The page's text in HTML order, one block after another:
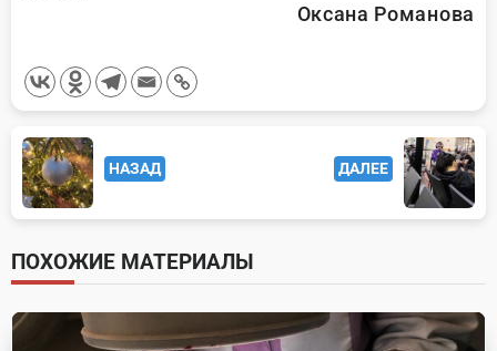
Оксана Романова
<span
class="nav-
subtitle
screen-
reader-
text">Page</span>
НАЗАД ДАЛЕЕ
ПОХОЖИЕ МАТЕРИАЛЫ